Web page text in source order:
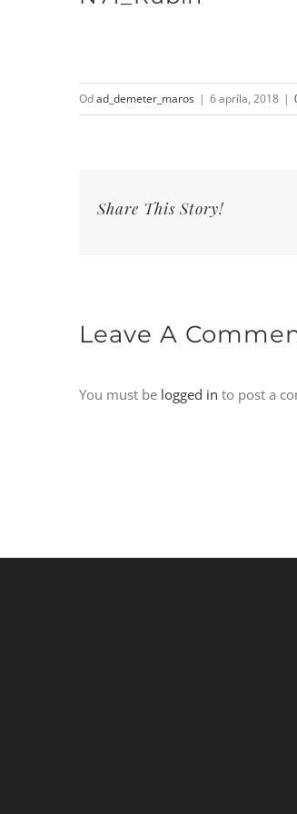
Odad_demeter_maros | 6 apríla, 2018 |
Share This Story!
Leave A
You must be logged in to post a